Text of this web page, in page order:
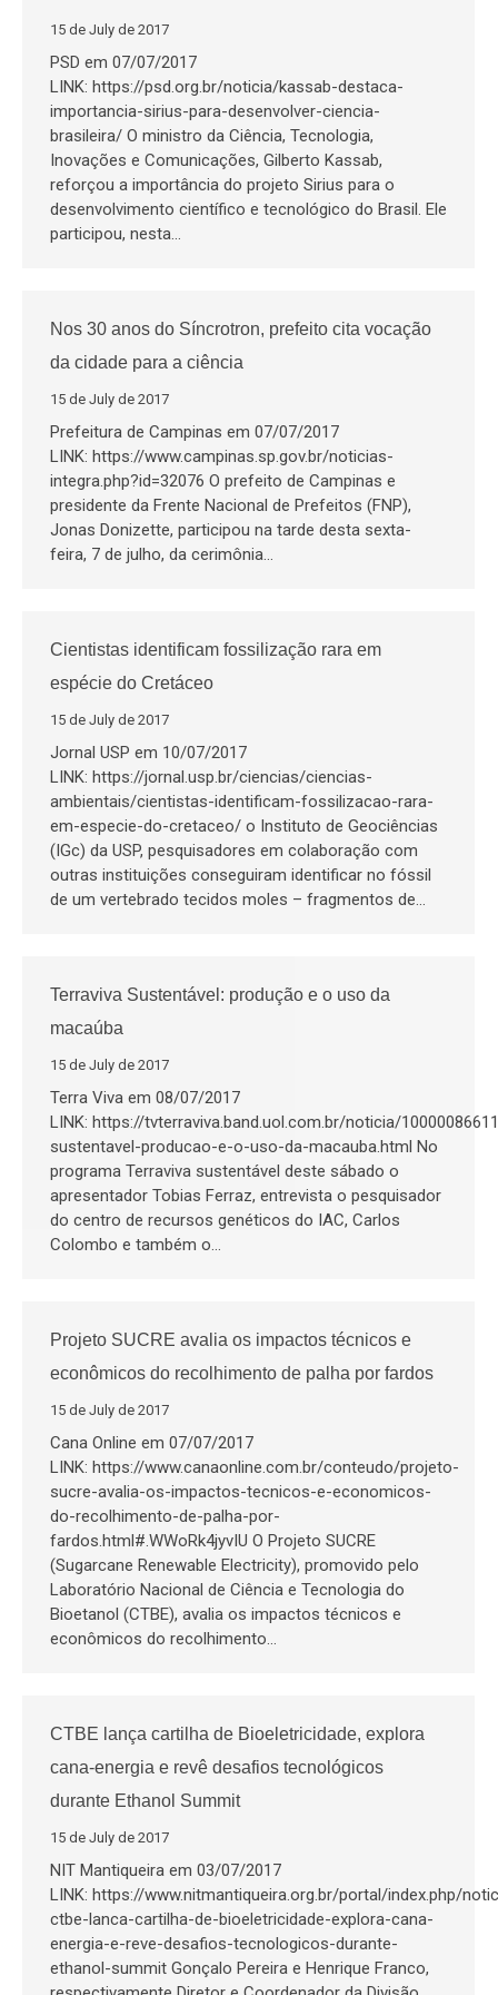
15 de July de 2017
PSD em 07/07/2017
LINK: https://psd.org.br/noticia/kassab-destaca-
importancia-sirius-para-desenvolver-ciencia-
brasileira/ O ministro da Ciência, Tecnologia,
Inovações e Comunicações, Gilberto Kassab,
reforçou a importância do projeto Sirius para o
desenvolvimento científico e tecnológico do Brasil. Ele
participou, nesta…
Nos 30 anos do Síncrotron, prefeito cita vocação
da cidade para a ciência
15 de July de 2017
Prefeitura de Campinas em 07/07/2017
LINK: https://www.campinas.sp.gov.br/noticias-
integra.php?id=32076 O prefeito de Campinas e
presidente da Frente Nacional de Prefeitos (FNP),
Jonas Donizette, participou na tarde desta sexta-
feira, 7 de julho, da cerimônia…
Cientistas identificam fossilização rara em
espécie do Cretáceo
15 de July de 2017
Jornal USP em 10/07/2017
LINK: https://jornal.usp.br/ciencias/ciencias-
ambientais/cientistas-identificam-fossilizacao-rara-
em-especie-do-cretaceo/ o Instituto de Geociências
(IGc) da USP, pesquisadores em colaboração com
outras instituições conseguiram identificar no fóssil
de um vertebrado tecidos moles – fragmentos de…
Terraviva Sustentável: produção e o uso da
macaúba
15 de July de 2017
Terra Viva em 08/07/2017
LINK: https://tvterraviva.band.uol.com.br/noticia/
sustentavel-producao-e-o-uso-da-macauba.html No
programa Terraviva sustentável deste sábado o
apresentador Tobias Ferraz, entrevista o pesquisador
do centro de recursos genéticos do IAC, Carlos
Colombo e também o…
Projeto SUCRE avalia os impactos técnicos e
econômicos do recolhimento de palha por fardos
15 de July de 2017
Cana Online em 07/07/2017
LINK: https://www.canaonline.com.br/conteudo/projeto-
sucre-avalia-os-impactos-tecnicos-e-economicos-
do-recolhimento-de-palha-por-
fardos.html#.WWoRk4jyvIU O Projeto SUCRE
(Sugarcane Renewable Electricity), promovido pelo
Laboratório Nacional de Ciência e Tecnologia do
Bioetanol (CTBE), avalia os impactos técnicos e
econômicos do recolhimento…
CTBE lança cartilha de Bioeletricidade, explora
cana-energia e revê desafios tecnológicos
durante Ethanol Summit
15 de July de 2017
NIT Mantiqueira em 03/07/2017
LINK: https://www.nitmantiqueira.org.br/portal/index.php/
ctbe-lanca-cartilha-de-bioeletricidade-explora-cana-
energia-e-reve-desafios-tecnologicos-durante-
ethanol-summit Gonçalo Pereira e Henrique Franco,